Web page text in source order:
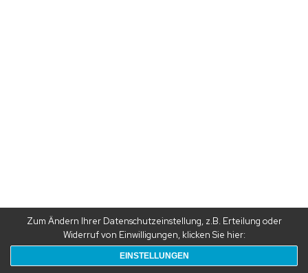
Zum Ändern Ihrer Datenschutzeinstellung, z.B. Erteilung oder
Widerruf von Einwilligungen, klicken Sie hier:
EINSTELLUNGEN